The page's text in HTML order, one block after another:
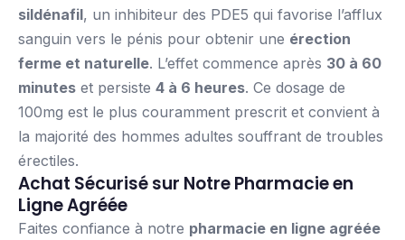
sildénafil, un inhibiteur des PDE5 qui favorise l’afflux
sanguin vers le pénis pour obtenir une érection
ferme et naturelle. L’effet commence après 30 à 60
minutes et persiste 4 à 6 heures. Ce dosage de
100mg est le plus couramment prescrit et convient à
la majorité des hommes adultes souffrant de troubles
érectiles.
Achat Sécurisé sur Notre Pharmacie en
Ligne Agréée
Faites confiance à notre pharmacie en ligne agréée